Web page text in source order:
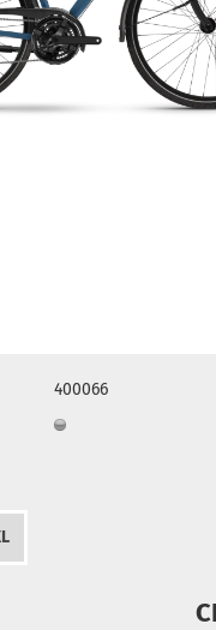
400066